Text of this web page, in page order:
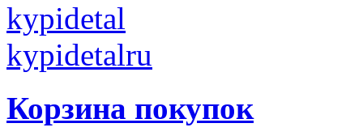
kypidetal
kypidetalru
Корзина покупок